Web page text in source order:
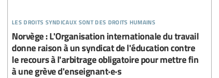
les droits syndicaux sont des droits humains
Norvège : L'Organisation internationale du travail
donne raison à un syndicat de l'éducation contre
le recours à l'arbitrage obligatoire pour mettre fin
à une grève d'enseignant·e·s